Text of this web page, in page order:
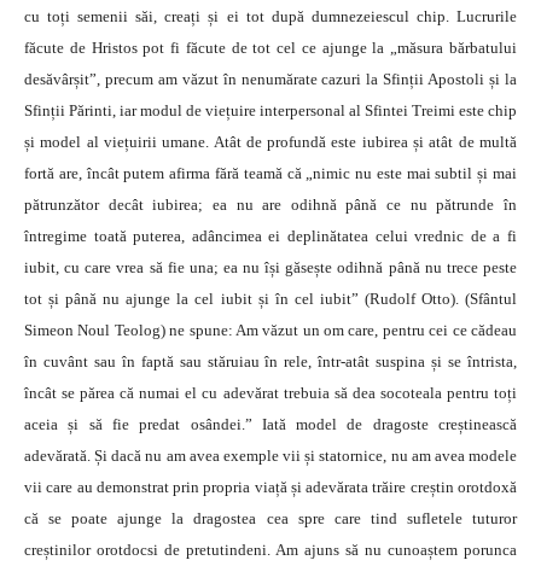
cu toți semenii săi, creați și ei tot după dumnezeiescul chip. Lucrurile
făcute de Hristos pot fi făcute de tot cel ce ajunge la „măsura bărbatului
desăvârșit”, precum am văzut în nenumărate cazuri la Sfinții Apostoli și la
Sfinții Părinti, iar modul de viețuire interpersonal al Sfintei Treimi este chip
și model al viețuirii umane. Atât de profundă este iubirea și atât de multă
fortă are, încât putem afirma fără teamă că „nimic nu este mai subtil și mai
pătrunzător decât iubirea; ea nu are odihnă până ce nu pătrunde în
întregime toată puterea, adâncimea ei deplinătatea celui vrednic de a fi
iubit, cu care vrea să fie una; ea nu își găsește odihnă până nu trece peste
tot și până nu ajunge la cel iubit și în cel iubit” (Rudolf Otto). (Sfântul
Simeon Noul Teolog) ne spune: Am văzut un om care, pentru cei ce cădeau
în cuvânt sau în faptă sau stăruiau în rele, într-atât suspina și se întrista,
încât se părea că numai el cu adevărat trebuia să dea socoteala pentru toți
aceia și să fie predat osândei.” Iată model de dragoste creștinească
adevărată. Și dacă nu am avea exemple vii și statornice, nu am avea modele
vii care au demonstrat prin propria viață și adevărata trăire creștin orotdoxă
că se poate ajunge la dragostea cea spre care tind sufletele tuturor
creștinilor orotdocsi de pretutindeni. Am ajuns să nu cunoaștem porunca